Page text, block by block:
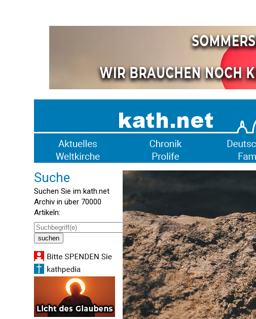
Suche
Suchen Sie im kath.net
Archiv in über 70000
Artikeln: